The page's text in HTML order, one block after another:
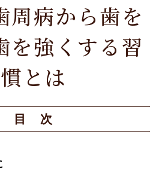
周病から歯を
を強くする習
慣とは
目 次